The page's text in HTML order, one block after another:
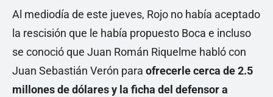
Al mediodía de este jueves, Rojo no había aceptado
la rescisión que le había propuesto Boca e incluso
se conoció que Juan Román Riquelme habló con
Juan Sebastián Verón para ofrecerle cerca de 2.5
millones de dólares y la ficha del defensor a